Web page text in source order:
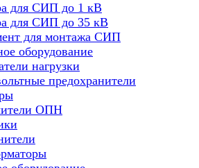
для СИП до 1 кВ
для СИП до 35 кВ
для монтажа СИП
оборудование
нагрузки
предохранители
ОПН